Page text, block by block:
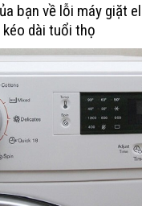
bạn về lỗi máy giặt
dài tuổi thọ